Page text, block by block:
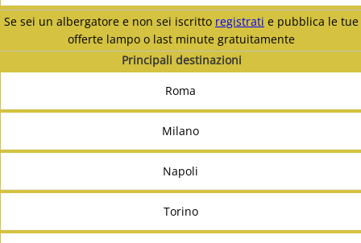
Se sei un albergatore e non sei iscritto registrati e pubblica le tue
offerte lampo o last minute gratuitamente
Principali destinazioni
Roma
Milano
Napoli
Torino